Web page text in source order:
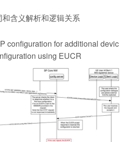
和含义解析和逻辑关系
configuration for additional devic
using EUCR